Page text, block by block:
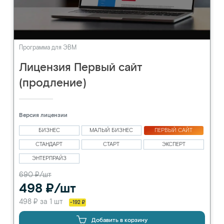
Программа для ЭВМ
Лицензия Первый сайт
(продление)
Версия лицензии
БИЗНЕС МАЛЫЙ БИЗНЕС
ПЕРВЫЙ САЙТ
СТАНДАРТ
СТАРТ
ЭКСПЕРТ
ЭНТЕРПРАЙЗ
690 ₽/шт
498 ₽/шт
498 ₽ за 1 шт -192 ₽
Добавить в корзину